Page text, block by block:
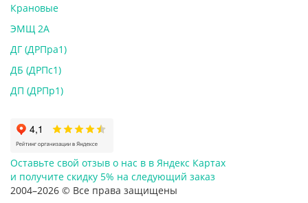
Крановые
ЭМЩ 2А
ДГ (ДРПра1)
ДБ (ДРПс1)
ДП (ДРПр1)
Оставьте свой отзыв о нас в в Яндекс Картах
и получите скидку 5% на следующий заказ
2004–2026 © Все права защищены